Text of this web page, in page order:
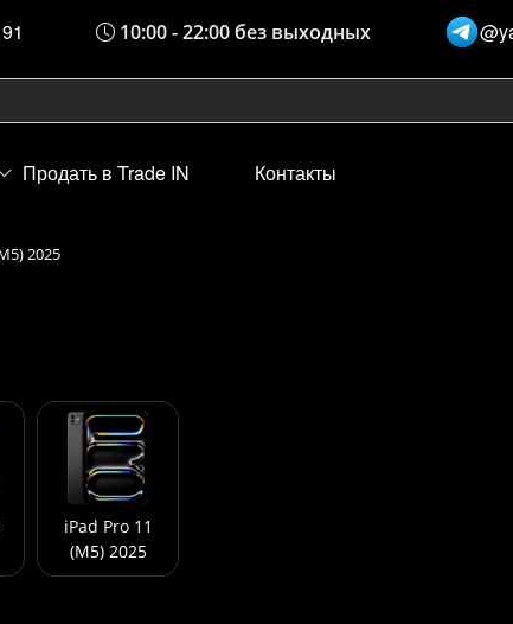
10:00 - 22:00 без выходных
Продать в Trade IN Контакты
2025
iPad Pro 11
(M5) 2025